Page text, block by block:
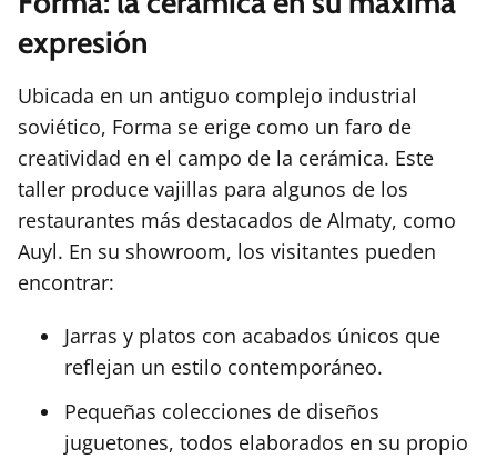
expresión
Ubicada en un antiguo complejo industrial
soviético, Forma se erige como un faro de
creatividad en el campo de la cerámica. Este
taller produce vajillas para algunos de los
restaurantes más destacados de Almaty, como
Auyl. En su showroom, los visitantes pueden
encontrar:
Jarras y platos con acabados únicos que
reflejan un estilo contemporáneo.
Pequeñas colecciones de diseños
juguetones, todos elaborados en su propio